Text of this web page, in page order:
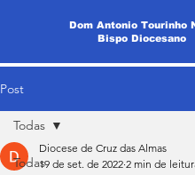
Dom Antonio Tourinho
Bispo Diocesano
Post
Todas
Todas
Diocese de Cruz das Almas
19 de set. de 2022 2 min de